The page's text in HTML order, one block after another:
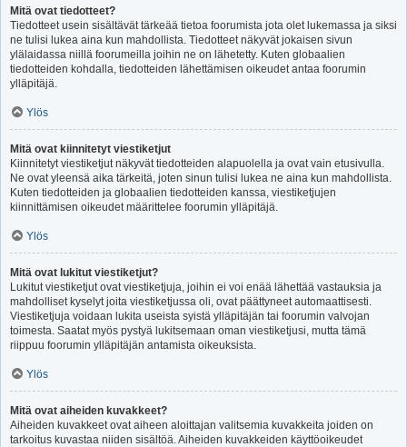
Mitä ovat tiedotteet?
Tiedotteet usein sisältävät tärkeää tietoa foorumista jota olet lukemassa ja siksi
ne tulisi lukea aina kun mahdollista. Tiedotteet näkyvät jokaisen sivun
ylälaidassa niillä foorumeilla joihin ne on lähetetty. Kuten globaalien
tiedotteiden kohdalla, tiedotteiden lähettämisen oikeudet antaa foorumin
ylläpitäjä.
Ylös
Mitä ovat kiinnitetyt viestiketjut
Kiinnitetyt viestiketjut näkyvät tiedotteiden alapuolella ja ovat vain etusivulla.
Ne ovat yleensä aika tärkeitä, joten sinun tulisi lukea ne aina kun mahdollista.
Kuten tiedotteiden ja globaalien tiedotteiden kanssa, viestiketjujen
kiinnittämisen oikeudet määrittelee foorumin ylläpitäjä.
Ylös
Mitä ovat lukitut viestiketjut?
Lukitut viestiketjut ovat viestiketjuja, joihin ei voi enää lähettää vastauksia ja
mahdolliset kyselyt joita viestiketjussa oli, ovat päättyneet automaattisesti.
Viestiketjuja voidaan lukita useista syistä ylläpitäjän tai foorumin valvojan
toimesta. Saatat myös pystyä lukitsemaan oman viestiketjusi, mutta tämä
riippuu foorumin ylläpitäjän antamista oikeuksista.
Ylös
Mitä ovat aiheiden kuvakkeet?
Aiheiden kuvakkeet ovat aiheen aloittajan valitsemia kuvakkeita joiden on
tarkoitus kuvastaa niiden sisältöä. Aiheiden kuvakkeiden käyttöoikeudet